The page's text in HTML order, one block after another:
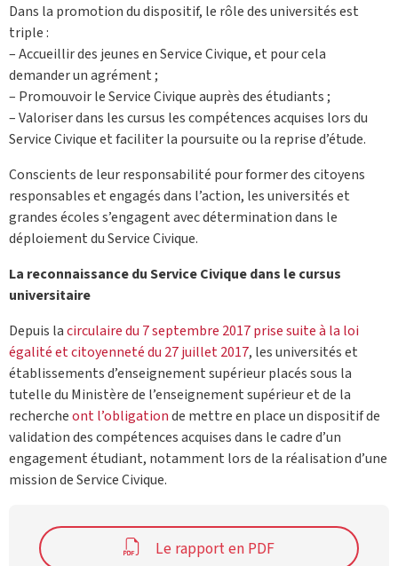
Dans la promotion du dispositif, le rôle des universités est
triple :
– Accueillir des jeunes en Service Civique, et pour cela
demander un agrément ;
– Promouvoir le Service Civique auprès des étudiants ;
– Valoriser dans les cursus les compétences acquises lors du
Service Civique et faciliter la poursuite ou la reprise d’étude.
Conscients de leur responsabilité pour former des citoyens
responsables et engagés dans l’action, les universités et
grandes écoles s’engagent avec détermination dans le
déploiement du Service Civique.
La reconnaissance du Service Civique dans le cursus
universitaire
Depuis lacirculaire du 7 septembre 2017 prise suite à la loi
égalité et citoyenneté du 27 juillet 2017, les universités et
établissements d’enseignement supérieur placés sous la
tutelle du Ministère de l’enseignement supérieur et de la
rechercheont l’obligationde mettre en place un dispositif de
validation des compétences acquises dans le cadre d’un
engagement étudiant, notamment lors de la réalisation d’une
mission de Service Civique.
Le rapport en PDF